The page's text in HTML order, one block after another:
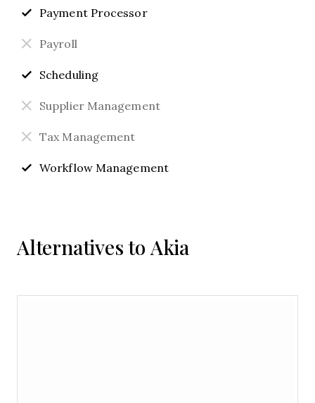
Payment Processor
Payroll
Scheduling
Supplier Management
Tax Management
Workflow Management
Alternatives to Akia